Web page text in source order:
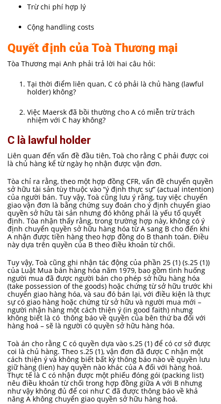
Trừ chi phí hợp lý
Cộng handling costs
Quyết định của Toà Thương mại
Tòa Thương mại Anh phải trả lời hai câu hỏi:
Tại thời điểm liên quan, C có phải là chủ hàng (lawful
holder) không?
Việc Maersk đã bồi thường cho A có miễn trừ trách
nhiệm với C hay không?
C là lawful holder
Liên quan đến vấn đề đầu tiên, Toà cho rằng C phải được coi
là chủ hàng kể từ ngày họ nhận được vận đơn.
Tòa chỉ ra rằng, theo một hợp đồng CFR, vấn đề chuyển quyền
sở hữu tài sản tùy thuộc vào “ý định thực sự” (actual intention)
của người bán. Tuy vậy, Toà cũng lưu ý rằng, tuy việc chuyển
giao vận đơn là bằng chứng suy đoán cho ý định chuyển giao
quyền sở hữu tài sản nhưng đó không phải là yếu tố quyết
định. Tòa nhận thấy rằng, trong trường hợp này, không có ý
định chuyển quyền sở hữu hàng hóa từ A sang B cho đến khi
A nhận được tiền hàng theo hợp đồng do B thanh toán. Điều
này dựa trên quyền của B theo điều khoản từ chối.
Tuy vậy, Toà cũng ghi nhận tác động của phần 25 (1) (s.25 (1))
của Luật Mua bán hàng hóa năm 1979, bao gồm tình huống
người mua đã được người bán cho phép sở hữu hàng hóa
(take possession of the goods) hoặc chứng từ sở hữu trước khi
chuyển giao hàng hóa, và sau đó bán lại, với điều kiện là thực
sự có giao hàng hoặc chứng từ sở hữu và người mua mới –
người nhận hàng một cách thiện ý (in good faith) nhưng
không biết là có thông báo về quyền của bên thứ ba đối với
hàng hoá – sẽ là người có quyền sở hữu hàng hóa.
Toà án cho rằng C có quyền dựa vào s.25 (1) để có cơ sở được
coi là chủ hàng. Theo s.25 (1), vận đơn đã được C nhận một
cách thiện ý và không biết bất kỳ thông báo nào về quyền lưu
giữ hàng (lien) hay quyền nào khác của A đối với hàng hoá.
Thực tế là C có nhận được một phiếu đóng gói (packing list)
nêu điều khoản từ chối trong hợp đồng giữa A với B nhưng
như vậy không đủ để coi như C đã được thông báo về khả
năng A không chuyển giao quyền sở hữu hàng hoá.